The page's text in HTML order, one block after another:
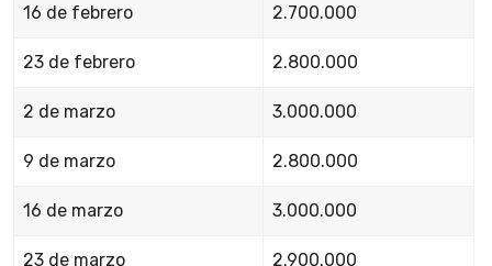
16 de febrero 2.700.000
23 de febrero 2.800.000
2 de marzo 3.000.000
9 de marzo 2.800.000
16 de marzo 3.000.000
23 de marzo 2.900.000